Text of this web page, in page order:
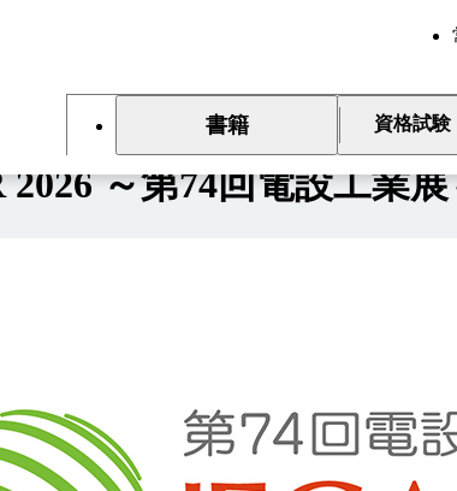
書籍 資格試験
～第74回電設工業